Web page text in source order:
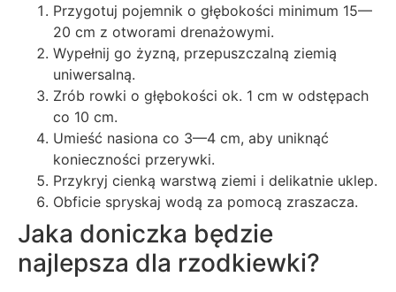
Przygotuj pojemnik o głębokości minimum 15—
20 cm z otworami drenażowymi.
Wypełnij go żyzną, przepuszczalną ziemią
uniwersalną.
Zrób rowki o głębokości ok. 1 cm w odstępach
co 10 cm.
Umieść nasiona co 3—4 cm, aby uniknąć
konieczności przerywki.
Przykryj cienką warstwą ziemi i delikatnie uklep.
Obficie spryskaj wodą za pomocą zraszacza.
Jaka doniczka będzie
najlepsza dla rzodkiewki?